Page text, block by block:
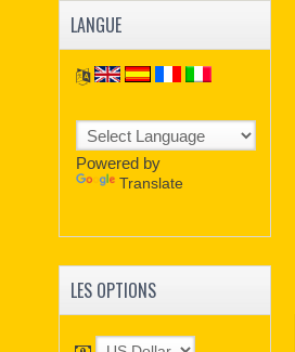
LANGUE
Powered by
Translate
LES OPTIONS